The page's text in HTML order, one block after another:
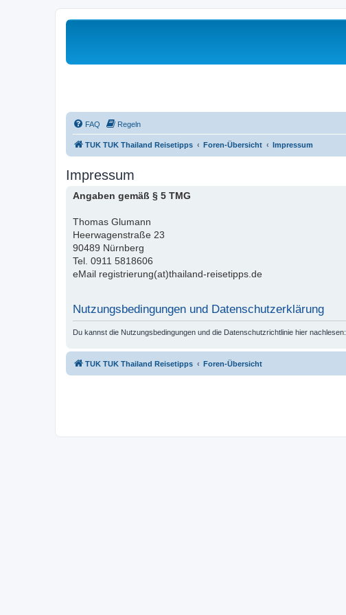
FAQ Regeln
TUK TUK Thailand Reisetipps Foren-Übersicht Impressum
Impressum
Angaben gemäß § 5 TMG
Thomas Glumann
Heerwagenstraße 23
90489 Nürnberg
Tel. 0911 5818606
eMail registrierung(at)thailand-reisetipps.de
Nutzungsbedingungen und Datenschutzerklärung
Du kannst die Nutzungsbedingungen und die Datenschutzrichtlinie hier nachlesen:
TUK TUK Thailand Reisetipps Foren-Übersicht